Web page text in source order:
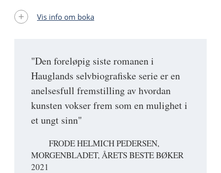
"Den foreløpig siste romanen i
Hauglands selvbiografiske serie er en
anelsesfull fremstilling av hvordan
kunsten vokser frem som en mulighet i
et ungt sinn"
FRODE HELMICH PEDERSEN,
MORGENBLADET, ÅRETS BESTE BØKER
2021
Vis info om boka